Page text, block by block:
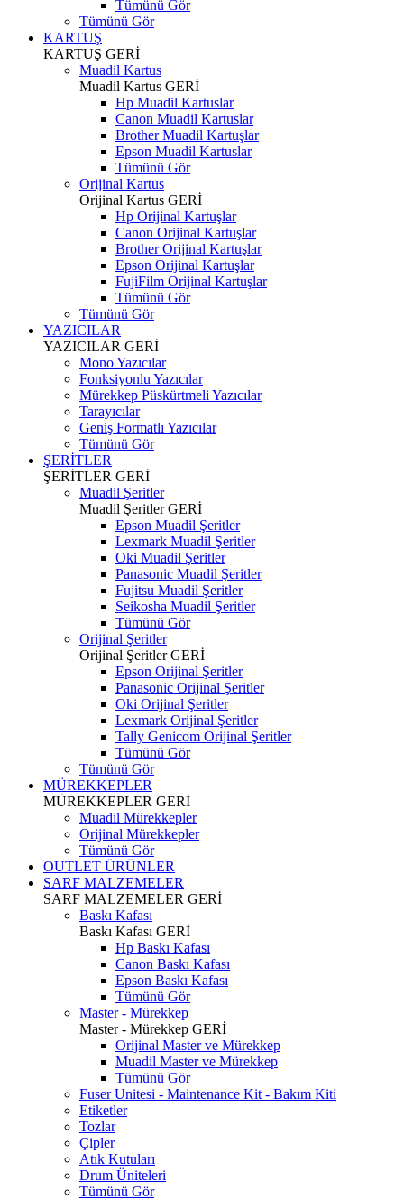
Tümünü Gör
Tümünü Gör
KARTUŞ
KARTUŞ GERİ
Muadil Kartus
Muadil Kartus GERİ
Hp Muadil Kartuslar
Canon Muadil Kartuslar
Brother Muadil Kartuşlar
Epson Muadil Kartuslar
Tümünü Gör
Orijinal Kartus
Orijinal Kartus GERİ
Hp Orijinal Kartuşlar
Canon Orijinal Kartuşlar
Brother Orijinal Kartuşlar
Epson Orijinal Kartuşlar
FujiFilm Orijinal Kartuşlar
Tümünü Gör
Tümünü Gör
YAZICILAR
YAZICILAR GERİ
Mono Yazıcılar
Fonksiyonlu Yazıcılar
Mürekkep Püskürtmeli Yazıcılar
Tarayıcılar
Geniş Formatlı Yazıcılar
Tümünü Gör
ŞERİTLER
ŞERİTLER GERİ
Muadil Şeritler
Muadil ŞeritlerGERİ
Epson Muadil Şeritler
Lexmark Muadil Şeritler
Oki Muadil Şeritler
Panasonic Muadil Şeritler
Fujitsu Muadil Şeritler
Seikosha Muadil Şeritler
Tümünü Gör
Orijinal Şeritler
Orijinal ŞeritlerGERİ
Epson Orijinal Şeritler
Panasonic Orijinal Şeritler
Oki Orijinal Şeritler
Lexmark Orijinal Şeritler
Tally Genicom Orijinal Şeritler
Tümünü Gör
Tümünü Gör
MÜREKKEPLER
MÜREKKEPLER GERİ
Muadil Mürekkepler
Orijinal Mürekkepler
Tümünü Gör
OUTLET ÜRÜNLER
SARF MALZEMELER
SARF MALZEMELER GERİ
Baskı Kafası
Baskı Kafası GERİ
Hp Baskı Kafası
Canon Baskı Kafası
Epson Baskı Kafası
Tümünü Gör
Master - Mürekkep
Master - Mürekkep GERİ
Orijinal Master ve Mürekkep
Muadil Master ve Mürekkep
Tümünü Gör
Fuser Unitesi - Maintenance Kit - Bakım Kiti
Etiketler
Tozlar
Çipler
Atık Kutuları
Drum Üniteleri
Tümünü Gör